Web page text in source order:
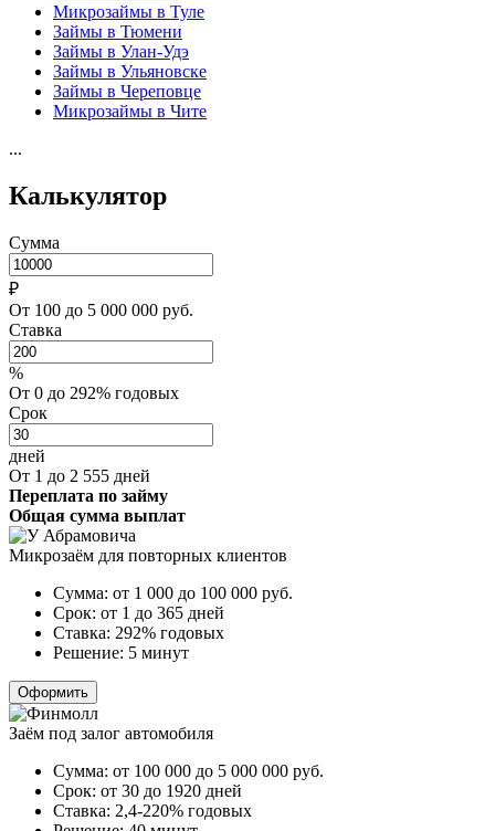
Микрозаймы в Туле
Займы в Тюмени
Займы в Улан-Удэ
Займы в Ульяновске
Займы в Череповце
Микрозаймы в Чите
...
Калькулятор
Сумма
₽
От 100 до 5 000 000 руб.
Ставка
%
От 0 до 292% годовых
Срок
дней
От 1 до 2 555 дней
Переплата по займу
Общая сумма выплат
Микрозаём для повторных клиентов
Сумма: от 1 000 до 100 000 руб.
Срок: от 1 до 365 дней
Ставка: 292% годовых
Решение: 5 минут
Оформить
Заём под залог автомобиля
Сумма: от 100 000 до 5 000 000 руб.
Срок: от 30 до 1920 дней
Ставка: 2,4-220% годовых